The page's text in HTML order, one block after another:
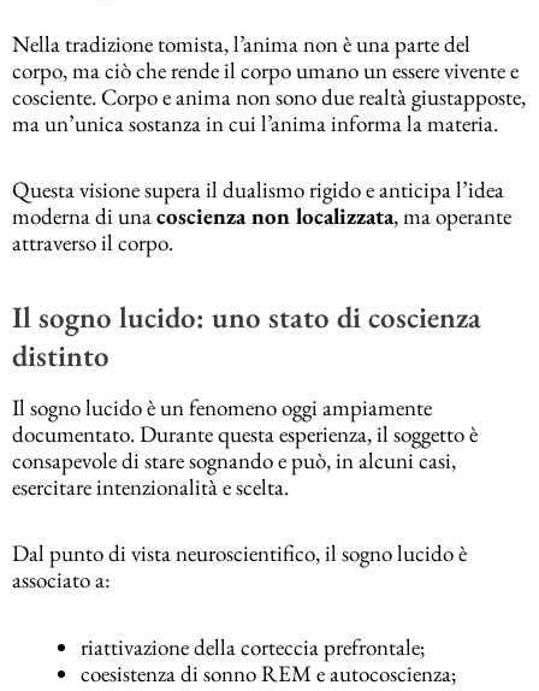
Nella tradizione tomista, l’anima non è una parte del
corpo, ma ciò che rende il corpo umano un essere vivente e
cosciente. Corpo e anima non sono due realtà giustapposte,
ma un’unica sostanza in cui l’anima informa la materia.
Questa visione supera il dualismo rigido e anticipa l’idea
moderna di unacoscienza non localizzata, ma operante
attraverso il corpo.
Il sogno lucido: uno stato di coscienza
distinto
Il sogno lucido è un fenomeno oggi ampiamente
documentato. Durante questa esperienza, il soggetto è
consapevole di stare sognando e può, in alcuni casi,
esercitare intenzionalità e scelta.
Dal punto di vista neuroscientifico, il sogno lucido è
associato a:
riattivazione della corteccia prefrontale;
coesistenza di sonno REM e autocoscienza;